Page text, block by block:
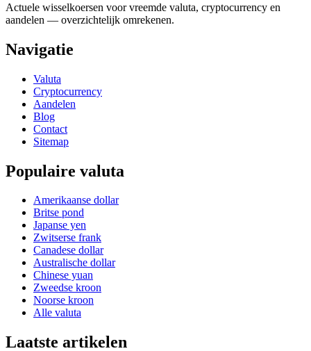
Actuele wisselkoersen voor vreemde valuta, cryptocurrency en
aandelen — overzichtelijk omrekenen.
Navigatie
Valuta
Cryptocurrency
Aandelen
Blog
Contact
Sitemap
Populaire valuta
Amerikaanse dollar
Britse pond
Japanse yen
Zwitserse frank
Canadese dollar
Australische dollar
Chinese yuan
Zweedse kroon
Noorse kroon
Alle valuta
Laatste artikelen